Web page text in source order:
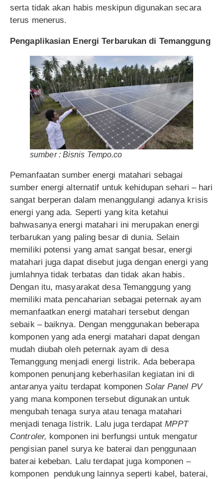
serta tidak akan habis meskipun digunakan secara
terus menerus.
Pengaplikasian Energi Terbarukan di Temanggung
sumber : Bisnis Tempo.co
Pemanfaatan sumber energi matahari sebagai
sumber energi alternatif untuk kehidupan sehari – hari
sangat berperan dalam menanggulangi adanya krisis
energi yang ada. Seperti yang kita ketahui
bahwasanya energi matahari ini merupakan energi
terbarukan yang paling besar di dunia. Selain
memiliki potensi yang amat sangat besar, energi
matahari juga dapat disebut juga dengan energi yang
jumlahnya tidak terbatas dan tidak akan habis.
Dengan itu, masyarakat desa Temanggung yang
memiliki mata pencaharian sebagai peternak ayam
memanfaatkan energi matahari tersebut dengan
sebaik – baiknya. Dengan menggunakan beberapa
komponen yang ada energi matahari dapat dengan
mudah diubah oleh peternak ayam di desa
Temanggung menjadi energi listrik. Ada beberapa
komponen penunjang keberhasilan kegiatan ini di
antaranya yaitu terdapat komponen Solar Panel PV
yang mana komponen tersebut digunakan untuk
mengubah tenaga surya atau tenaga matahari
menjadi tenaga listrik. Lalu juga terdapatMPPT
Controler, komponen ini berfungsi untuk mengatur
pengisian panel surya ke baterai dan penggunaan
baterai kebeban. Lalu terdapat juga komponen –
komponen pendukung lainnya seperti kabel, baterai,